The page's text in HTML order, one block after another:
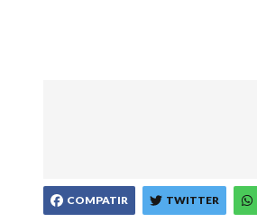
COMPATIR TWITTER